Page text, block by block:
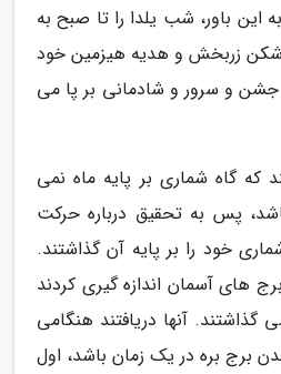
به این باور، شب یلدا را تا صبح به
شکن زربخش و هدیه هیزمین خود
جشن و سرور و شادمانی بر پا می
که گاه شماری بر پایه ماه نمی
پس به تحقیق درباره حرکت
خود را بر پایه آن گذاشتند.
های آسمان اندازه گیری کردند
آنها دریافتند هنگامی
برج بره در یک زمان باشد، اول